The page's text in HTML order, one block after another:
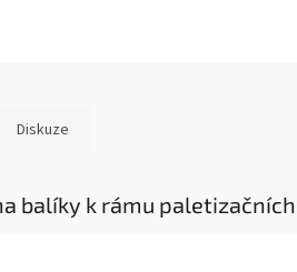
Diskuze
balíky k rámu